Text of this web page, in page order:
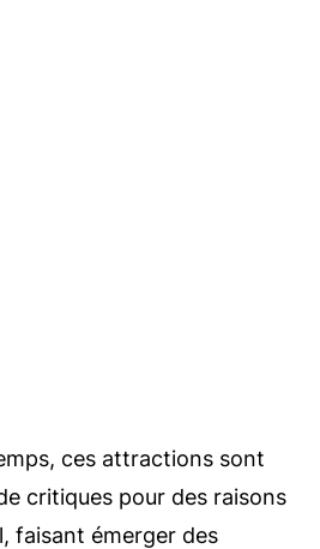
ces attractions sont
critiques pour des raisons
faisant émerger des